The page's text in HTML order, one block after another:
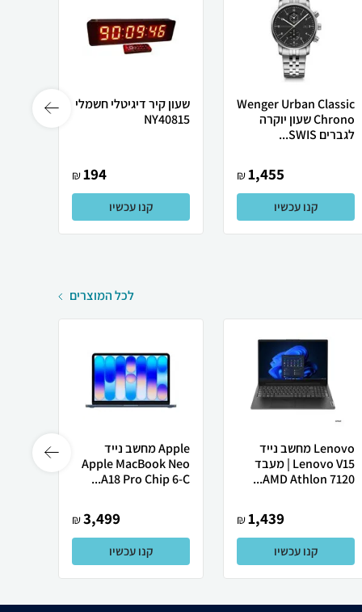
Wenger Urban Classic
Chrono שעון יוקרה
לגברים SWIS...
1,455
₪
קנו עכשיו
שעון קיר דיגיטלי חשמלי
NY40815
194
₪
קנו עכשיו
לכל המוצרים
Lenovo מחשב נייד
Lenovo V15 | מעבד
AMD Athlon 7120...
1,439
₪
קנו עכשיו
Apple מחשב נייד
Apple MacBook Neo
A18 Pro Chip 6-C...
3,499
₪
קנו עכשיו